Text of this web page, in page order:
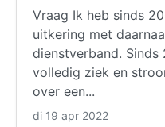
Vraag Ik heb sinds
uitkering met
dienstverband.
volledig ziek en
over een...
di 19 apr 2022